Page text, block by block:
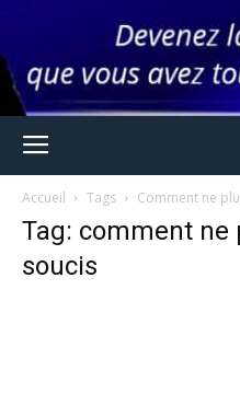
Accueil Tags Comment ne
Tag: comment ne
soucis